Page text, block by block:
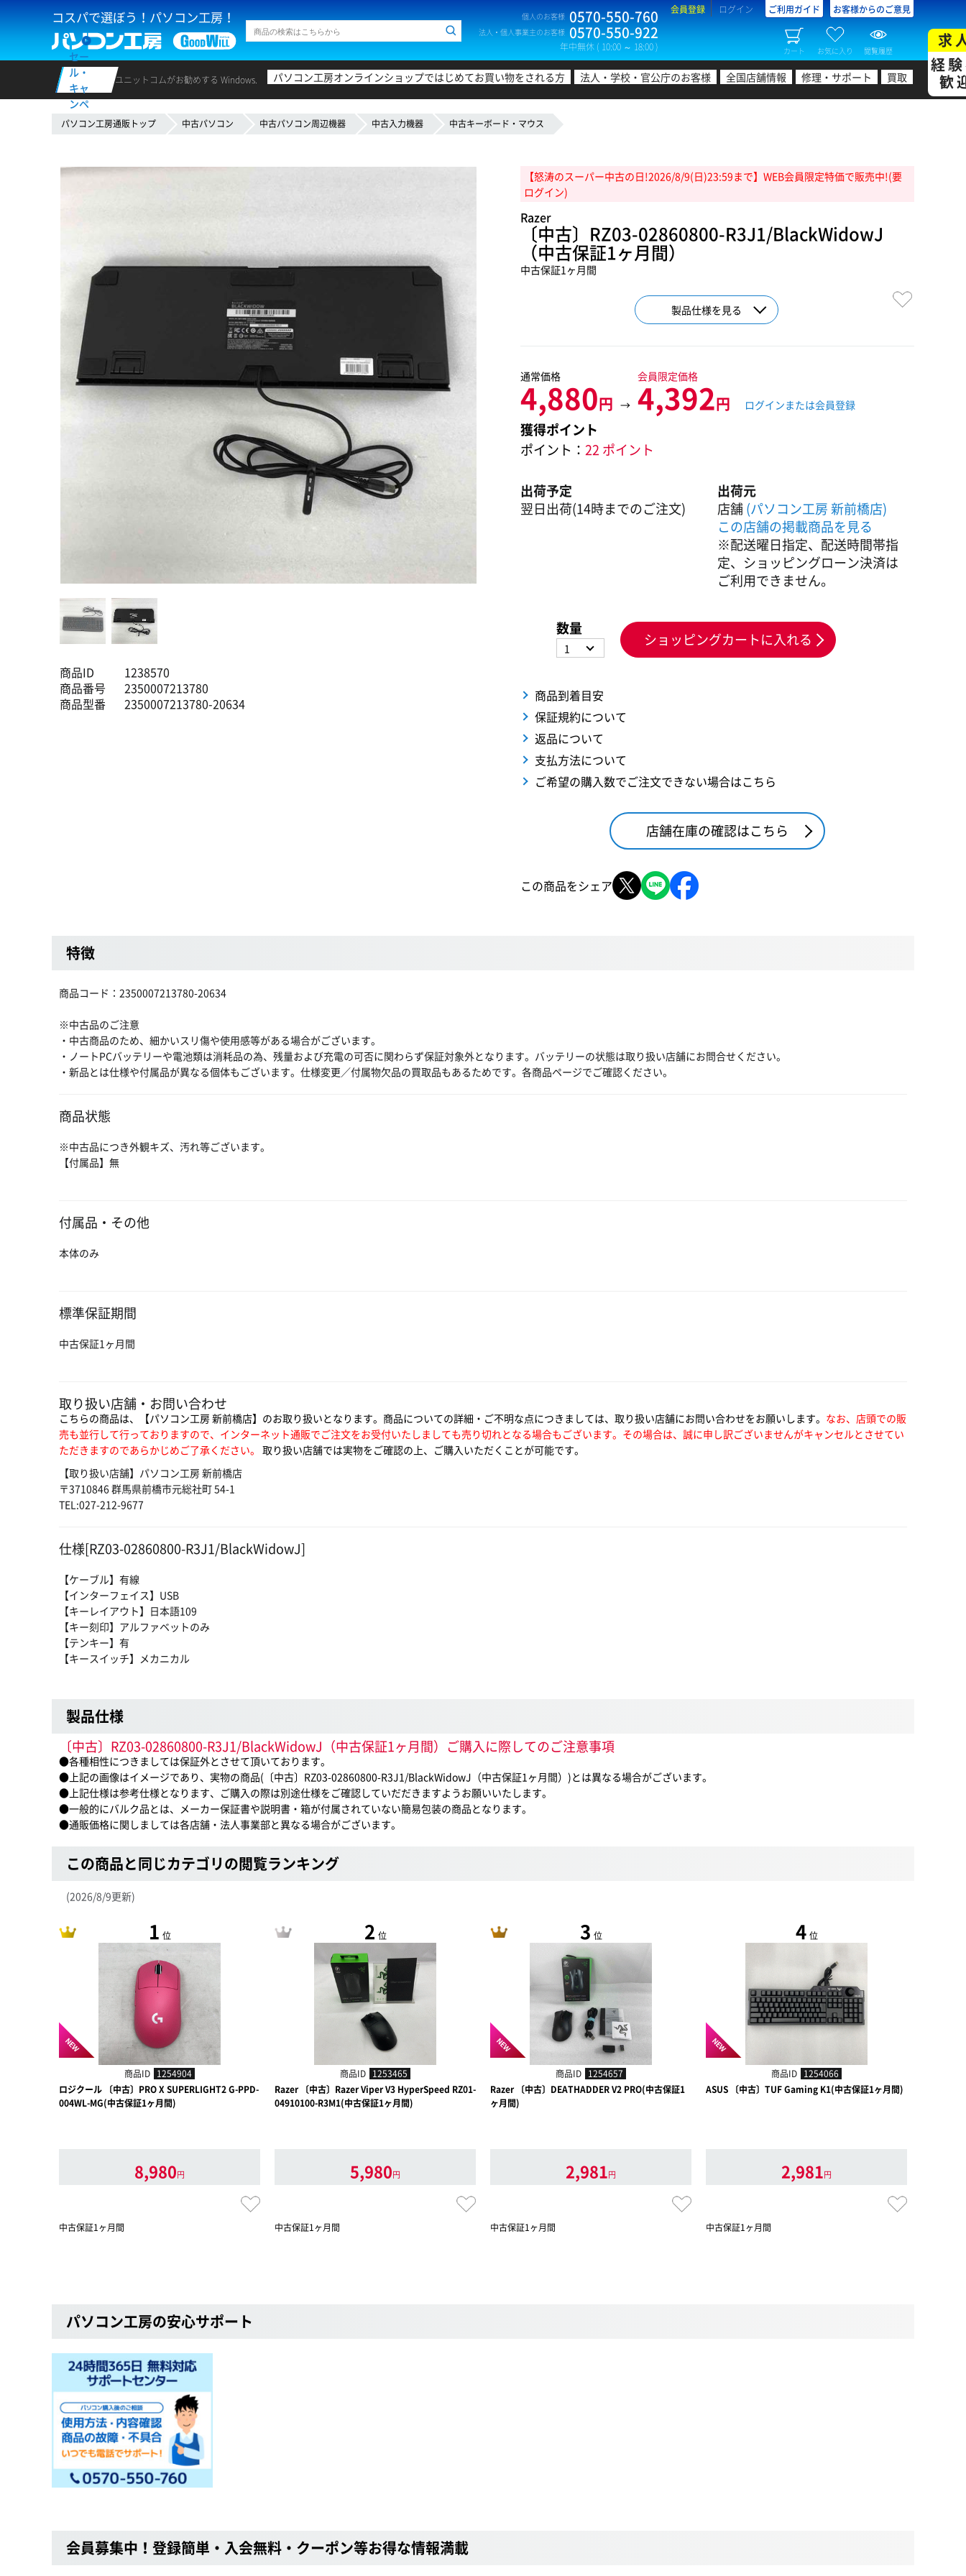
コスパで選ぼう！パソコン工房！ 個人のお客様 0570-550-760
法人・個人事業主のお客様 0570-550-922
年中無休 ( 10:00 ～ 18:00 )
会員登録 ログイン ご利用ガイド お客様からのご意見
カート お気に入り 閲覧履歴
セー
ル・
キャ
ンペ
ーン
ユニットコムがお勧めする Windows. パソコン工房オンラインショップではじめてお買い物をされる方 法人・学校・官公庁のお客様 全国店舗情報 修理・サポート 買取
求
経
歓
パソコン工房通販トップ 中古パソコン 中古パソコン周辺機器 中古入力機器 中古キーボード・マウス
商品ID
1238570
商品番号
2350007213780
商品型番
2350007213780-20634
【怒涛のスーパー中古の日!2026/8/9(日)23:59まで】WEB会員限定特価で販売中!(要
ログイン)
Razer
〔中古〕RZ03-02860800-R3J1/BlackWidowJ
（中古保証1ヶ月間）
中古保証1ヶ月間
製品仕様を見る
通常価格
4,880円 →
会員限定価格
4,392円 ログインまたは会員登録
獲得ポイント
ポイント： 22 ポイント
出荷予定
翌日出荷(14時までのご注文)
出荷元
店舗(パソコン工房 新前橋店)
この店舗の掲載商品を見る
※配送曜日指定、配送時間帯指
定、ショッピングローン決済は
ご利用できません。
数量
1 ショッピングカートに入れる
商品到着目安
保証規約について
返品について
支払方法について
ご希望の購入数でご注文できない場合はこちら
店舗在庫の確認はこちら
この商品をシェア
特徴
商品コード：2350007213780-20634
※中古品のご注意
・中古商品のため、細かいスリ傷や使用感等がある場合がございます。
・ノートPCバッテリーや電池類は消耗品の為、残量および充電の可否に関わらず保証対象外となります。バッテリーの状態は取り扱い店舗にお問合せください。
・新品とは仕様や付属品が異なる個体もございます。仕様変更／付属物欠品の買取品もあるためです。各商品ページでご確認ください。
商品状態
※中古品につき外観キズ、汚れ等ございます。
【付属品】無
付属品・その他
本体のみ
標準保証期間
中古保証1ヶ月間
取り扱い店舗・お問い合わせ
こちらの商品は、【パソコン工房 新前橋店】のお取り扱いとなります。商品についての詳細・ご不明な点につきましては、取り扱い店舗にお問い合わせをお願いします。 なお、店頭での販
売も並行して行っておりますので、インターネット通販でご注文をお受付いたしましても売り切れとなる場合もございます。その場合は、誠に申し訳ございませんがキャンセルとさせてい
ただきますのであらかじめご了承ください。 取り扱い店舗では実物をご確認の上、ご購入いただくことが可能です。
【取り扱い店舗】パソコン工房 新前橋店
〒3710846 群馬県前橋市元総社町 54-1
TEL:027-212-9677
仕様[RZ03-02860800-R3J1/BlackWidowJ]
【ケーブル】有線
【インターフェイス】USB
【キーレイアウト】日本語109
【キー刻印】アルファベットのみ
【テンキー】有
【キースイッチ】メカニカル
製品仕様
〔中古〕RZ03-02860800-R3J1/BlackWidowJ（中古保証1ヶ月間）ご購入に際してのご注意事項
●各種相性につきましては保証外とさせて頂いております。
●上記の画像はイメージであり、実物の商品(〔中古〕RZ03-02860800-R3J1/BlackWidowJ（中古保証1ヶ月間）)とは異なる場合がございます。
●上記仕様は参考仕様となります、ご購入の際は別途仕様をご確認していだだきますようお願いいたします。
●一般的にバルク品とは、メーカー保証書や説明書・箱が付属されていない簡易包装の商品となります。
●通販価格に関しましては各店舗・法人事業部と異なる場合がございます。
この商品と同じカテゴリの閲覧ランキング
(2026/8/9更新)
1 位
NEW
商品ID 1254904
ロジクール 〔中古〕PRO X SUPERLIGHT2 G-PPD-
004WL-MG(中古保証1ヶ月間)
8,980円
中古保証1ヶ月間
2 位
商品ID 1253465
Razer 〔中古〕Razer Viper V3 HyperSpeed RZ01-
04910100-R3M1(中古保証1ヶ月間)
5,980円
中古保証1ヶ月間
3 位
NEW
商品ID 1254657
Razer 〔中古〕DEATHADDER V2 PRO(中古保証1
ヶ月間)
2,981円
中古保証1ヶ月間
4 位
NEW
商品ID 1254066
ASUS 〔中古〕TUF Gaming K1(中古保証1ヶ月間)
2,981円
中古保証1ヶ月間
パソコン工房の安心サポート
会員募集中！登録簡単・入会無料・クーポン等お得な情報満載